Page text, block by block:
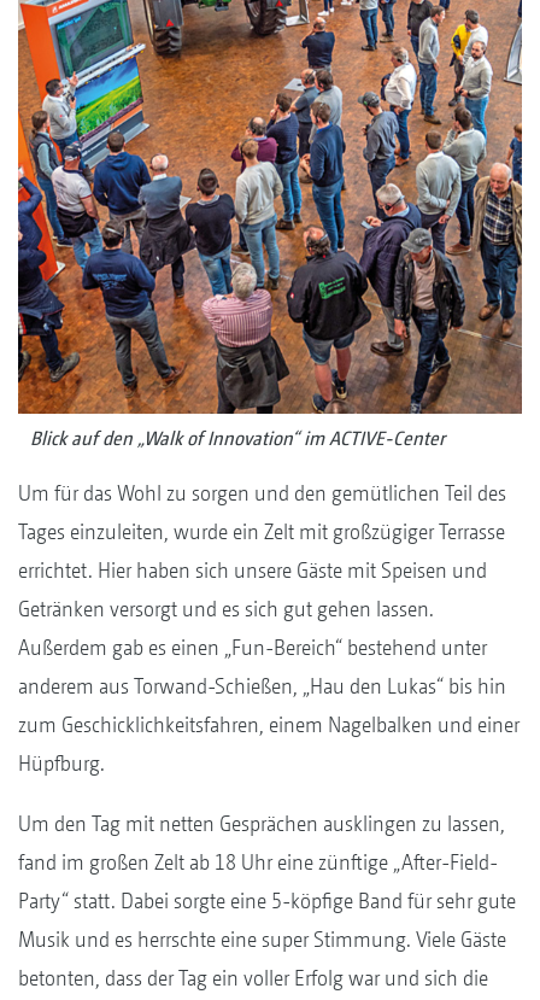
Blick auf den „Walk of Innovation“ im ACTIVE-Center
Um für das Wohl zu sorgen und den gemütlichen Teil des
Tages einzuleiten, wurde ein Zelt mit großzügiger Terrasse
errichtet. Hier haben sich unsere Gäste mit Speisen und
Getränken versorgt und es sich gut gehen lassen.
Außerdem gab es einen „Fun-Bereich“ bestehend unter
anderem aus Torwand-Schießen, „Hau den Lukas“ bis hin
zum Geschicklichkeitsfahren, einem Nagelbalken und einer
Hüpfburg.
Um den Tag mit netten Gesprächen ausklingen zu lassen,
fand im großen Zelt ab 18 Uhr eine zünftige „After-Field-
Party“ statt. Dabei sorgte eine 5-köpfige Band für sehr gute
Musik und es herrschte eine super Stimmung. Viele Gäste
betonten, dass der Tag ein voller Erfolg war und sich die